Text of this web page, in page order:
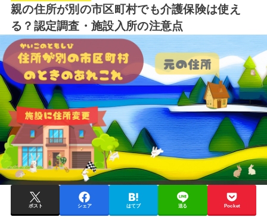
親の住所が別の市区町村でも介護保険は使え
る？認定調査・施設入所の注意点
ポスト シェア はてブ 送る Pocket